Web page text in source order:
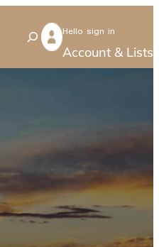
S
e
Hello sign in
Account & Lists